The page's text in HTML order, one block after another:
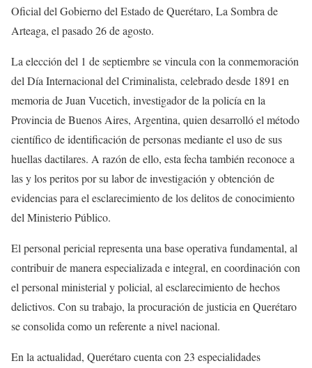
Oficial del Gobierno del Estado de Querétaro, La Sombra de
Arteaga, el pasado 26 de agosto.
La elección del 1 de septiembre se vincula con la conmemoración
del Día Internacional del Criminalista, celebrado desde 1891 en
memoria de Juan Vucetich, investigador de la policía en la
Provincia de Buenos Aires, Argentina, quien desarrolló el método
científico de identificación de personas mediante el uso de sus
huellas dactilares. A razón de ello, esta fecha también reconoce a
las y los peritos por su labor de investigación y obtención de
evidencias para el esclarecimiento de los delitos de conocimiento
del Ministerio Público.
El personal pericial representa una base operativa fundamental, al
contribuir de manera especializada e integral, en coordinación con
el personal ministerial y policial, al esclarecimiento de hechos
delictivos. Con su trabajo, la procuración de justicia en Querétaro
se consolida como un referente a nivel nacional.
En la actualidad, Querétaro cuenta con 23 especialidades